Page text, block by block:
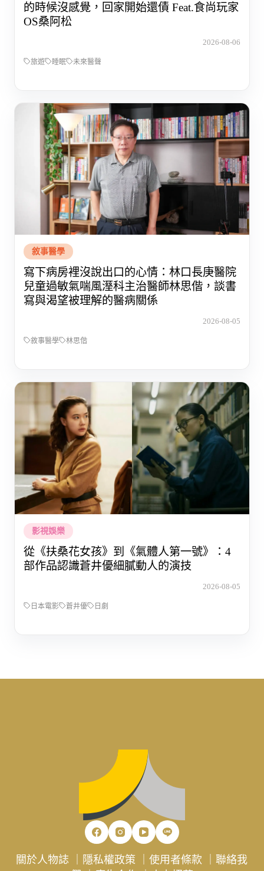
的時候沒感覺，回家開始還債 Feat.食尚玩家
OS桑阿松
2026-08-06
旅遊 睡眠 未來醫聲
敘事醫學
寫下病房裡沒說出口的心情：林口長庚醫院
兒童過敏氣喘風溼科主治醫師林思偕，談書
寫與渴望被理解的醫病關係
2026-08-05
敘事醫學 林思偕
影視娛樂
從《扶桑花女孩》到《氣體人第一號》：4
部作品認識蒼井優細膩動人的演技
2026-08-05
日本電影 蒼井優 日劇
關於人物誌 隱私權政策 ｜使用者條款 ｜聯絡我